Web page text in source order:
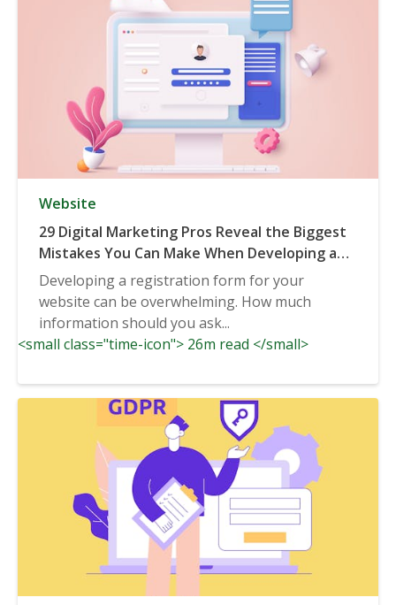
Website
29 Digital Marketing Pros Reveal the Biggest
Mistakes You Can Make When Developing a
Registration Form
Developing a registration form for your
website can be overwhelming. How much
information should you ask...
<small class="time-icon"> 26m read </small>